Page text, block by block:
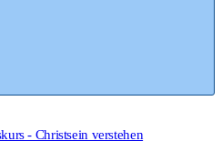
- Christsein verstehen